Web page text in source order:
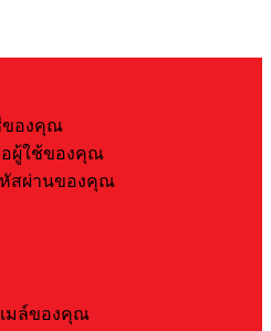
ของคุณ
ผู้ใช้ของคุณ
สผ่านของคุณ
มล์ของคุณ